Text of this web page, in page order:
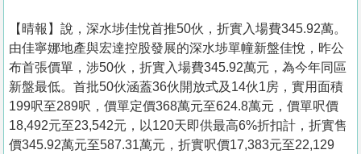
【晴報】說，深水埗佳悅首推50伙，折實入場費345.92萬。
由佳寧娜地產與宏達控股發展的深水埗單幢新盤佳悅，昨公
布首張價單，涉50伙，折實入場費345.92萬元，為今年同區
新盤最低。首批50伙涵蓋36伙開放式及14伙1房，實用面積
199呎至289呎，價單定價368萬元至624.8萬元，價單呎價
18,492元至23,542元，以120天即供最高6%折扣計，折實售
價345.92萬元至587.31萬元，折實呎價17,383元至22,129